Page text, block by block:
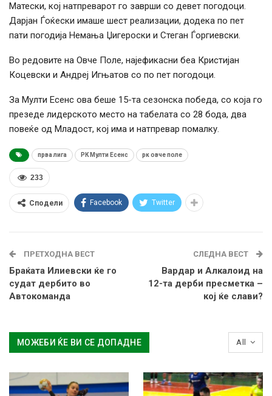
Матески, кој натпреварот го заврши со девет погодоци.
Дарјан Ѓоќески имаше шест реализации, додека по пет
пати погодија Немања Џигероски и Стеган Ѓоргиевски.
Во редовите на Овче Поле, најефикасни беа Кристијан
Коцевски и Андреј Игњатов со по пет погодоци.
За Мулти Есенс ова беше 15-та сезонска победа, со која го
презеде лидерското место на табелата со 28 бода, два
повеќе од Младост, кој има и натпревар помалку.
прва лига РК Мулти Есенс рк овче поле
233
Сподели Facebook Twitter
ПРЕТХОДНА ВЕСТ
Браќата Илиевски ќе го
судат дербито во
Автокоманда
СЛЕДНА ВЕСТ
Вардар и Алкалоид на
12-та дерби пресметка –
кој ќе слави?
All
МОЖЕБИ ЌЕ ВИ СЕ ДОПАДНЕ